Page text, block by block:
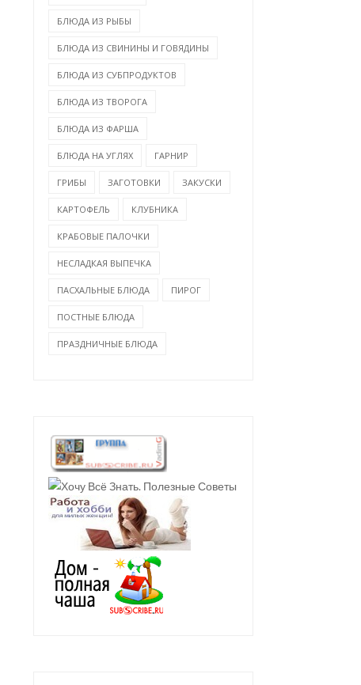
БЛЮДА ИЗ РЫБЫ
БЛЮДА ИЗ СВИНИНЫ И ГОВЯДИНЫ
БЛЮДА ИЗ СУБПРОДУКТОВ
БЛЮДА ИЗ ТВОРОГА
БЛЮДА ИЗ ФАРША
БЛЮДА НА УГЛЯХ ГАРНИР
ГРИБЫ ЗАГОТОВКИ ЗАКУСКИ
КАРТОФЕЛЬ КЛУБНИКА
КРАБОВЫЕ ПАЛОЧКИ
НЕСЛАДКАЯ ВЫПЕЧКА
ПАСХАЛЬНЫЕ БЛЮДА ПИРОГ
ПОСТНЫЕ БЛЮДА
ПРАЗДНИЧНЫЕ БЛЮДА